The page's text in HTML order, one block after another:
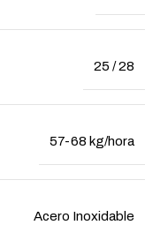
25 / 28
57-68 kg/hora
Acero Inoxidable